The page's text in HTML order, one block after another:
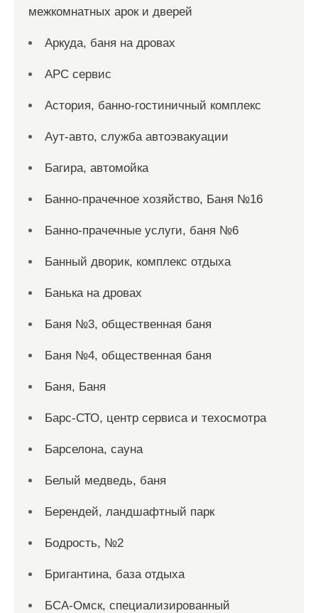
межкомнатных арок и дверей
Аркуда, баня на дровах
АРС сервис
Астория, банно-гостиничный комплекс
Аут-авто, служба автоэвакуации
Багира, автомойка
Банно-прачечное хозяйство, Баня №16
Банно-прачечные услуги, баня №6
Банный дворик, комплекс отдыха
Банька на дровах
Баня №3, общественная баня
Баня №4, общественная баня
Баня, Баня
Барс-СТО, центр сервиса и техосмотра
Барселона, сауна
Белый медведь, баня
Берендей, ландшафтный парк
Бодрость, №2
Бригантина, база отдыха
БСА-Омск, специализированный